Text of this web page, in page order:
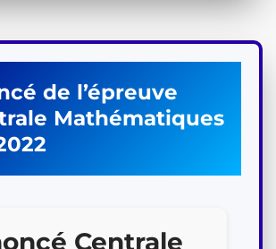
de l’épreuve
Mathématiques
Centrale